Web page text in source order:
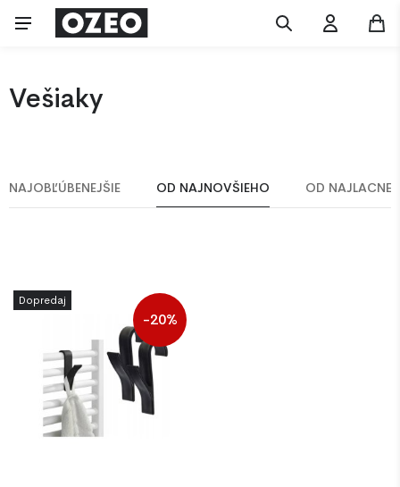
Vešiaky
NAJOBĽÚBENEJŠIE OD NAJNOVŠIEHO OD
Dopredaj
-20%